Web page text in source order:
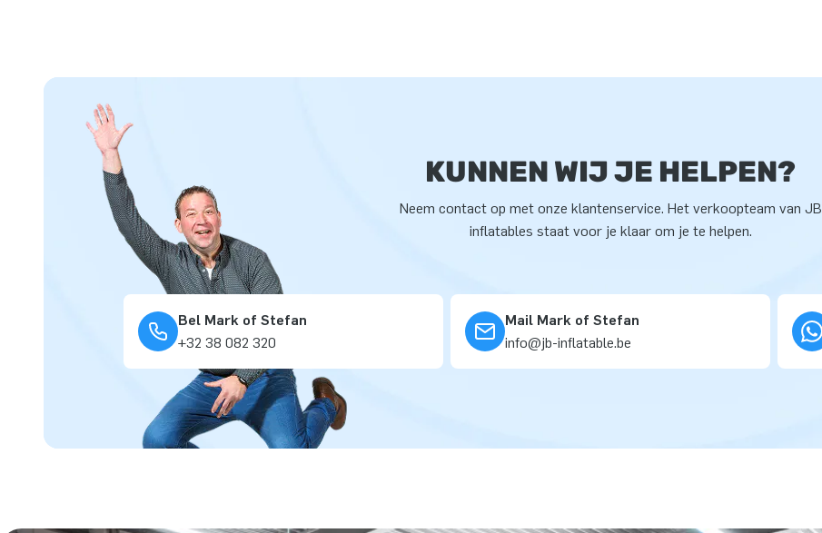
KUNNEN WIJ JE HELPEN?
Neem contact op met onze klantenservice. Het verkoopteam van JB
inflatables staat voor je klaar om je te helpen.
Bel Mark of Stefan
+32 38 082 320
Mail Mark of Stefan
info@jb-inflatable.be